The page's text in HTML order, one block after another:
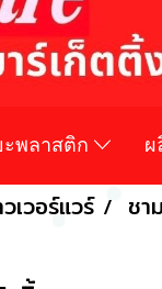
ะพลาสติก
เวอร์แวร์
ชา